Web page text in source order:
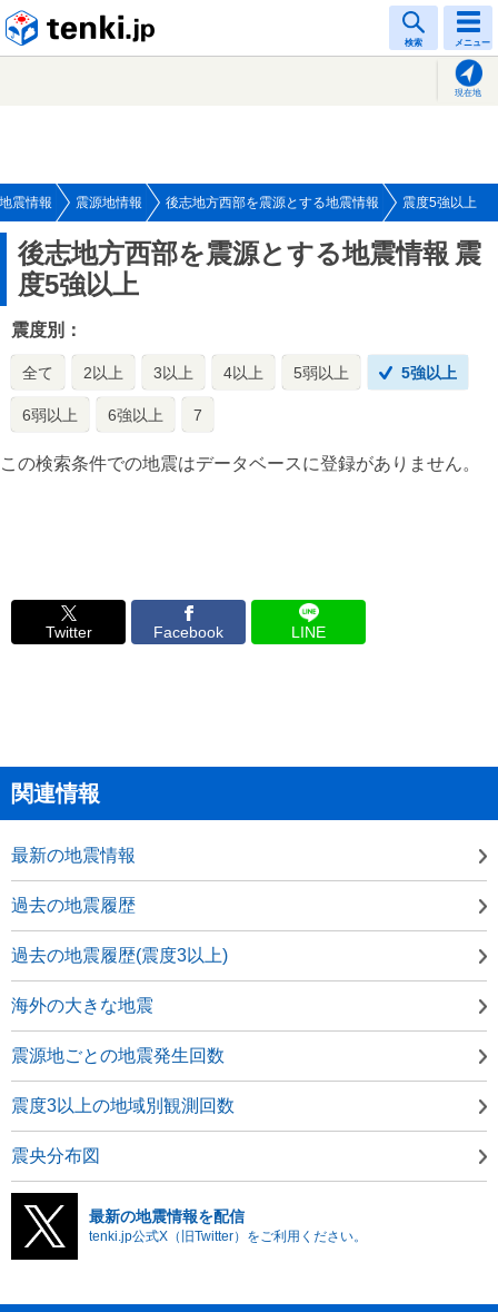
検索 メニュー
現在地
地震情報 震源地情報 後志地方西部を震源とする地震情報 震度5強以上
後志地方西部を震源とする地震情報 震
度5強以上
震度別：
全て 2以上 3以上 4以上 5弱以上 5強以上
6弱以上 6強以上 7
この検索条件での地震はデータベースに登録がありません。
Twitter Facebook LINE
関連情報
最新の地震情報
過去の地震履歴
過去の地震履歴(震度3以上)
海外の大きな地震
震源地ごとの地震発生回数
震度3以上の地域別観測回数
震央分布図
最新の地震情報を配信
tenki.jp公式X（旧Twitter）をご利用ください。